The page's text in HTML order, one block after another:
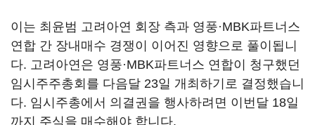
이는 최윤범 고려아연 회장 측과 영풍·MBK파트너스
연합 간 장내매수 경쟁이 이어진 영향으로 풀이됩니
다. 고려아연은 영풍·MBK파트너스 연합이 청구했던
임시주주총회를 다음달 23일 개최하기로 결정했습니
다. 임시주총에서 의결권을 행사하려면 이번달 18일
까지 주식을 매수해야 합니다.